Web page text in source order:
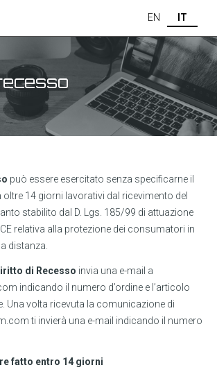
EN IT
può essere esercitato senza specificarne il
14 giorni lavorativi dal ricevimento del
stabilito dal D. Lgs. 185/99 di attuazione
relativa alla protezione dei consumatori in
distanza.
di Recesso invia una e-mail a
indicando il numero d’ordine e l’articolo
Una volta ricevuta la comunicazione di
ti invierà una e-mail indicando il numero
fatto entro 14 giorni